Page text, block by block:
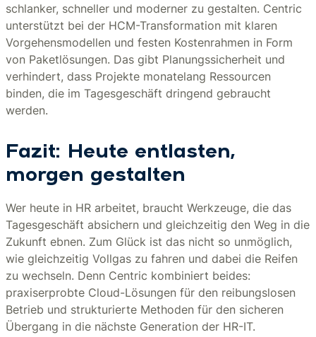
schlanker, schneller und moderner zu gestalten. Centric
unterstützt bei der HCM-Transformation mit klaren
Vorgehensmodellen und festen Kostenrahmen in Form
von Paketlösungen. Das gibt Planungssicherheit und
verhindert, dass Projekte monatelang Ressourcen
binden, die im Tagesgeschäft dringend gebraucht
werden.
Fazit: Heute entlasten,
morgen gestalten
Wer heute in HR arbeitet, braucht Werkzeuge, die das
Tagesgeschäft absichern und gleichzeitig den Weg in die
Zukunft ebnen. Zum Glück ist das nicht so unmöglich,
wie gleichzeitig Vollgas zu fahren und dabei die Reifen
zu wechseln. Denn Centric kombiniert beides:
praxiserprobte Cloud-Lösungen für den reibungslosen
Betrieb und strukturierte Methoden für den sicheren
Übergang in die nächste Generation der HR-IT.